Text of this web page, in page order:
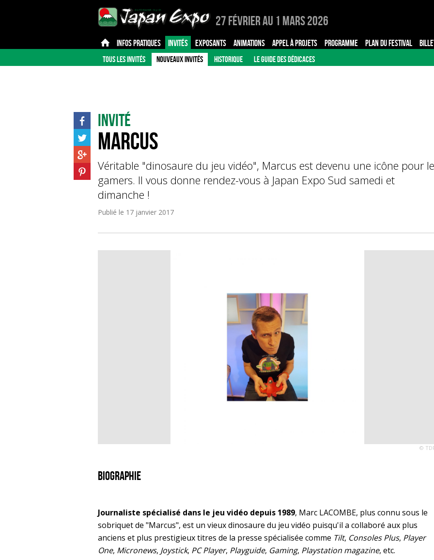
27 Février au 1 Mars 2026
INFOS PRATIQUES INVITÉS EXPOSANTS ANIMATIONS APPEL À PROJETS PROGRAMME PLAN DU FESTIVAL
TOUS LES INVITÉS NOUVEAUX INVITÉS HISTORIQUE LE GUIDE DES DÉDICACES
Invité
Marcus
Véritable "dinosaure du jeu vidéo", Marcus est devenu une icône pour
gamers. Il vous donne rendez-vous à Japan Expo Sud samedi et
dimanche !
Publié le 17 janvier 2017
©
Biographie
Journaliste spécialisé dans le jeu vidéo depuis 1989, Marc LACOMBE, plus connu sous le
sobriquet de "Marcus", est un vieux dinosaure du jeu vidéo puisqu'il a collaboré aux plus
anciens et plus prestigieux titres de la presse spécialisée comme Tilt, Consoles Plus, Player
One, Micronews, Joystick, PC Player, Playguide, Gaming, Playstation magazine, etc.